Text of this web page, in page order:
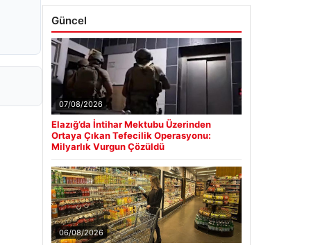
Güncel
07/08/2026
Elazığ’da İntihar Mektubu Üzerinden
Ortaya Çıkan Tefecilik Operasyonu:
Milyarlık Vurgun Çözüldü
06/08/2026